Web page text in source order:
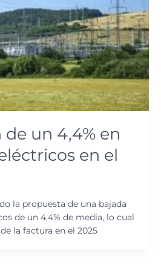
un 4,4% en
en el
la propuesta de una bajada
de un 4,4% de media, lo cual
la factura en el 2025